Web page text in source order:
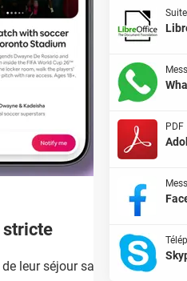
stricte
leur séjour sans quitter la
PDF